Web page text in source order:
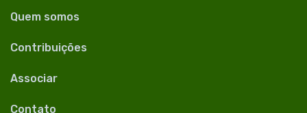
Quem somos
Contribuições
Associar
Contato